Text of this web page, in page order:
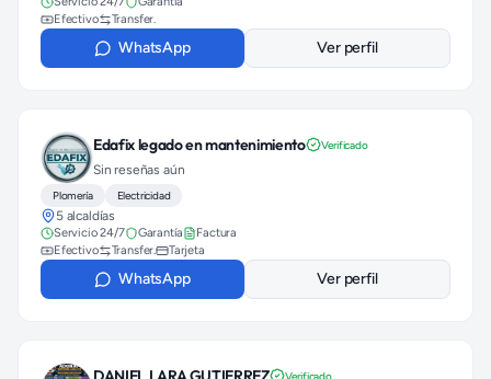
Efectivo
Transfer.
WhatsApp Ver perfil
Edafix legado en mantenimiento Verificado
Sin reseñas aún
Plomería Electricidad
5 alcaldías
Servicio 24/7 Garantía
Factura
Efectivo
Transfer. Tarjeta
WhatsApp Ver perfil
Verificado